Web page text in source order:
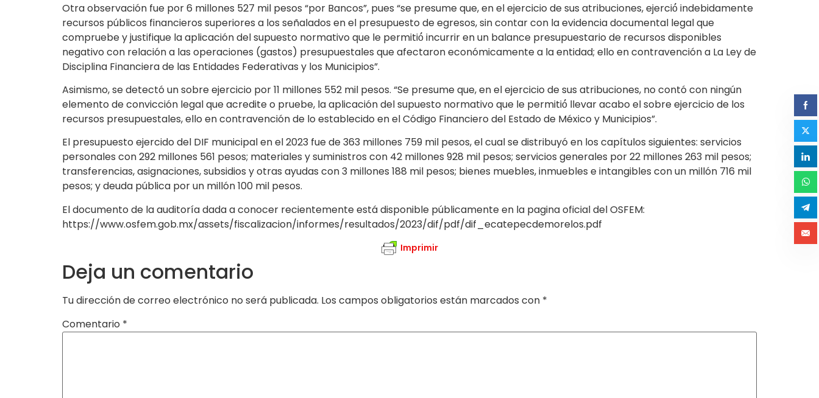
Otra observación fue por 6 millones 527 mil pesos “por Bancos”, pues “se presume que, en el ejercicio de sus atribuciones, ejerció́ indebidamente
recursos públicos financieros superiores a los señalados en el presupuesto de egresos, sin contar con la evidencia documental legal que
compruebe y justifique la aplicación del supuesto normativo que le permitió́ incurrir en un balance presupuestario de recursos disponibles
negativo con relación a las operaciones (gastos) presupuestales que afectaron económicamente a la entidad; ello en contravención a La Ley de
Disciplina Financiera de las Entidades Federativas y los Municipios”.
Asimismo, se detectó un sobre ejercicio por 11 millones 552 mil pesos. “Se presume que, en el ejercicio de sus atribuciones, no contó con ningún
elemento de convicción legal que acredite o pruebe, la aplicación del supuesto normativo que le permitió́ llevar acabo el sobre ejercicio de los
recursos presupuestales, ello en contravención de lo establecido en el Código Financiero del Estado de México y Municipios”.
El presupuesto ejercido del DIF municipal en el 2023 fue de 363 millones 759 mil pesos, el cual se distribuyó en los capítulos siguientes: servicios
personales con 292 millones 561 pesos; materiales y suministros con 42 millones 928 mil pesos; servicios generales por 22 millones 263 mil pesos;
transferencias, asignaciones, subsidios y otras ayudas con 3 millones 188 mil pesos; bienes muebles, inmuebles e intangibles con un millón 716 mil
pesos; y deuda pública por un millón 100 mil pesos.
El documento de la auditoría dada a conocer recientemente está disponible públicamente en la pagina oficial del OSFEM:
https://www.osfem.gob.mx/assets/fiscalizacion/informes/resultados/2023/dif/pdf/dif_ecatepecdemorelos.pdf
Imprimir
Deja un comentario
Tu dirección de correo electrónico no será publicada. Los campos obligatorios están marcados con *
Comentario *